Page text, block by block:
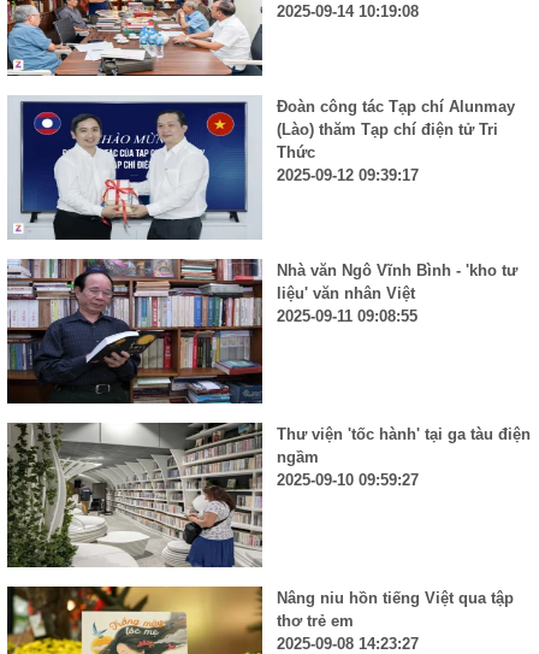
2025-09-14 10:19:08
Đoàn công tác Tạp chí Alunmay
(Lào) thăm Tạp chí điện tử Tri
Thức
2025-09-12 09:39:17
Nhà văn Ngô Vĩnh Bình - 'kho tư
liệu' văn nhân Việt
2025-09-11 09:08:55
Thư viện 'tốc hành' tại ga tàu điện
ngầm
2025-09-10 09:59:27
Nâng niu hồn tiếng Việt qua tập
thơ trẻ em
2025-09-08 14:23:27